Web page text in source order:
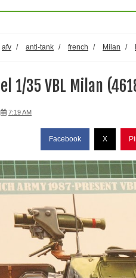
afv / anti-tank / french / Milan /
1/35 VBL Milan
7:19 AM
Facebook X